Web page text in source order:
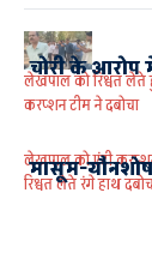
लेखपाल को रिश्वत लेते
करप्शन टीम ने दबोचा
लेखपाल को एंटी
रिश्वत लेते रंगे हाथ
चोरी के आरोप
मासूम-